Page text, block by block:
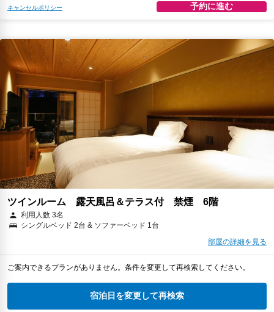
キャンセルポリシー 予約に進む
ツインルーム 露天風呂＆テラス付 禁煙 6階
利用人数 3名
シングルベッド 2台 & ソファーベッド 1台
部屋の詳細を見る
ご案内できるプランがありません。条件を変更して再検索してください。
宿泊日を変更して再検索